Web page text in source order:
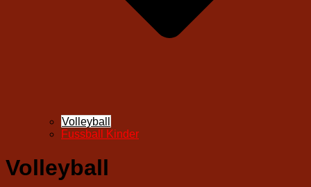
Volleyball
Fussball Kinder
Volleyball